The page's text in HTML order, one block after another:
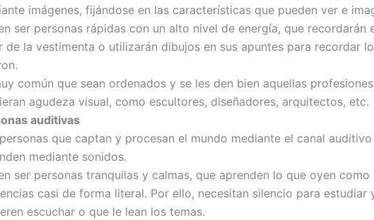
imágenes, fijándose en las características que pueden ver e
ser personas rápidas con un alto nivel de energía, que recordarán
de la vestimenta o utilizarán dibujos en sus apuntes para recordar
común que sean ordenados y se les den bien aquellas
agudeza visual, como escultores, diseñadores, arquitectos, etc.
auditivas
que captan y procesan el mundo mediante el canal
mediante sonidos.
ser personas tranquilas y calmas, que aprenden lo que oyen como
casi de forma literal. Por ello, necesitan silencio para estudiar
escuchar o que le lean los temas.